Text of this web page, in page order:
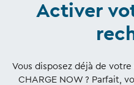
Activer
Vous disposez déjà de
CHARGE NOW ? Parfait,